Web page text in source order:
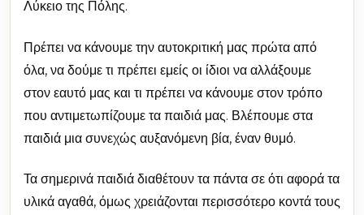
Λύκειο της Πόλης.
Πρέπει να κάνουμε την αυτοκριτική μας πρώτα από
όλα, να δούμε τι πρέπει εμείς οι ίδιοι να αλλάξουμε
στον εαυτό μας και τι πρέπει να κάνουμε στον τρόπο
που αντιμετωπίζουμε τα παιδιά μας. Βλέπουμε στα
παιδιά μια συνεχώς αυξανόμενη βία, έναν θυμό.
Τα σημερινά παιδιά διαθέτουν τα πάντα σε ότι αφορά τα
υλικά αγαθά, όμως χρειάζονται περισσότερο κοντά τους